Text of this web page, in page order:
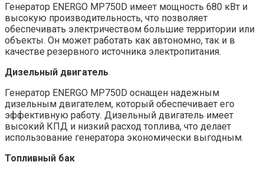
Генератор ENERGO MP750D имеет мощность 680 кВт и
высокую производительность, что позволяет
обеспечивать электричеством большие территории или
объекты. Он может работать как автономно, так и в
качестве резервного источника электропитания.
Дизельный двигатель
Генератор ENERGO MP750D оснащен надежным
дизельным двигателем, который обеспечивает его
эффективную работу. Дизельный двигатель имеет
высокий КПД и низкий расход топлива, что делает
использование генератора экономически выгодным.
Топливный бак